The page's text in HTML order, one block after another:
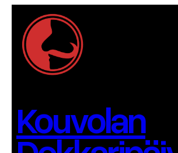
sisältöön
Kouvolan